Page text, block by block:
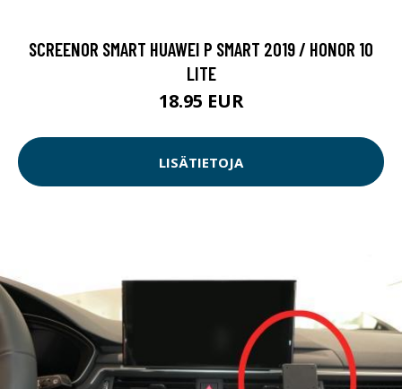
SCREENOR SMART HUAWEI P SMART 2019 / HONOR 10
LITE
18.95 EUR
LISÄTIETOJA